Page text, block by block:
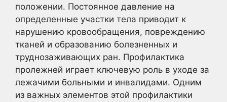
положении. Постоянное давление на
определенные участки тела приводит к
нарушению кровообращения, повреждению
тканей и образованию болезненных и
труднозаживающих ран. Профилактика
пролежней играет ключевую роль в уходе за
лежачими больными и инвалидами. Одним
из важных элементов этой профилактики